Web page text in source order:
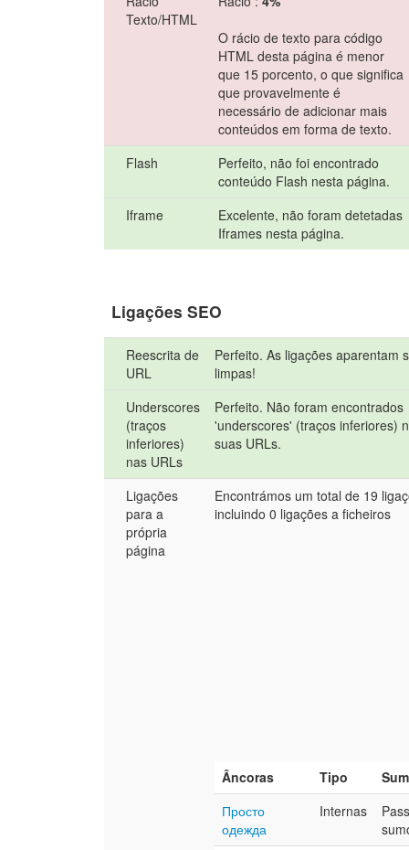
Texto/HTML
O rácio de texto para código
HTML desta página é menor
que 15 porcento, o que significa
que provavelmente é
necessário de adicionar mais
conteúdos em forma de texto.
Flash
Perfeito, não foi encontrado
conteúdo Flash nesta página.
Iframe
Excelente, não foram detetadas
Iframes nesta página.
Ligações SEO
Reescrita de
URL
Perfeito. As ligações aparentam
limpas!
Underscores
(traços
inferiores)
nas URLs
Perfeito. Não foram encontrados
'underscores' (traços inferiores)
suas URLs.
Ligações
para a
própria
página
Encontrámos um total de 19
incluindo 0 ligações a ficheiros
Âncoras Tipo
Просто
одежда
Internas